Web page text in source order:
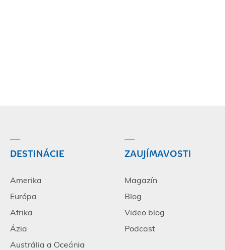
DESTINÁCIE
Amerika
Európa
Afrika
Ázia
Austrália a Oceánia
ZAUJÍMAVOSTI
Magazín
Blog
Video blog
Podcast